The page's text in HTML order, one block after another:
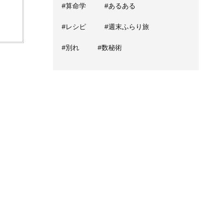
#算命学 #あるある
#レシピ #週末ふらり旅
#別れ #数秘術